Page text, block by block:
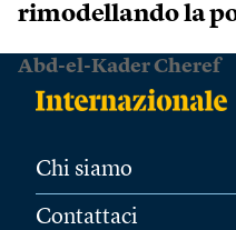
rimodellando la
Abd-el-Kader Cheref
Chi siamo
Contattaci